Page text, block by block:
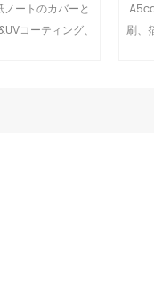
ートのカバーと
コーティング、
刷、